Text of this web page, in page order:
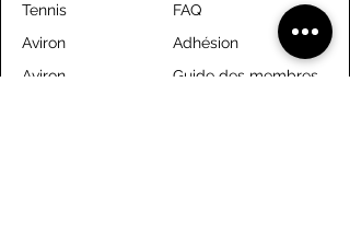
Tennis
FAQ
Aviron
Adhésion
Aviron
Guide des membres